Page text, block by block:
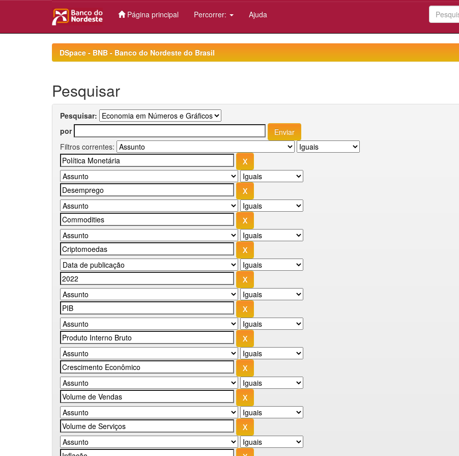
Página principal Percorrer: Ajuda
DSpace - BNB - Banco do Nordeste do Brasil
Pesquisar
Pesquisar:
por
Filtros correntes: